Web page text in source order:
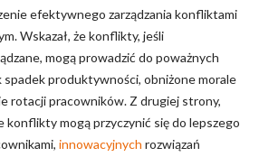
efektywnego zarządzania konfliktami
Wskazał, że konflikty, jeśli
mogą prowadzić do poważnych
produktywności, obniżone morale
rotacji pracowników. Z drugiej strony,
konflikty mogą przyczynić się do lepszego
innowacyjnych rozwiązań